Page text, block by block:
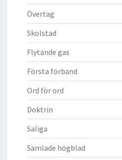
Övertag
Skolstad
Flytande gas
Första förband
Ord för ord
Doktrin
Saliga
Samlade högblad